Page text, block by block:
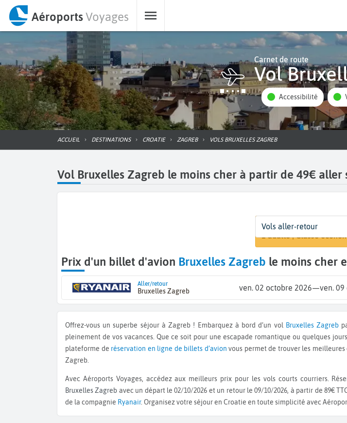
AéroportsVoyages
Carnet de route
Vol
Accessibilité
ACCUEIL DESTINATIONS CROATIE ZAGREB VOLS BRUXELLES ZAGREB
Vol Bruxelles Zagreb le moins cher à partir de 49€ aller
Départ
Bruxelles (BRU)
Dates
2 oct. - 9 oct.
Voyageurs | Classe
1 adulte | Classe
Vols aller-retour
Prix d'un billet d'avion Bruxelles Zagreb le moins cher
Aller/retour
Bruxelles Zagreb ven. 02 octobre 2026—ven.
Offrez-vous un superbe séjour à Zagreb ! Embarquez à bord d’un vol Bruxelles Zagreb
pleinement de vos vacances. Que ce soit pour une escapade romantique ou quelques
plateforme de réservation en ligne de billets d’avion vous permet de trouver les meilleures
Zagreb.
Avec Aéroports Voyages, accédez aux meilleurs prix pour les vols courts courriers.
Bruxelles Zagreb avec un départ le 02/10/2026 et un retour le 09/10/2026, à partir de 89€
de la compagnie Ryanair. Organisez votre séjour en Croatie en toute simplicité avec